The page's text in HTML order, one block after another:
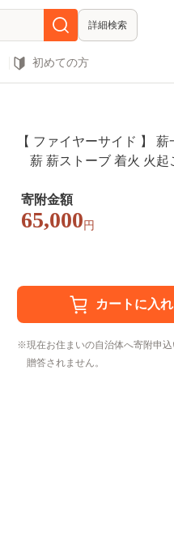
詳細検索
初めての方
【 ファイヤーサイド 】 薪
薪 薪ストーブ 着火 火起
寄附金額
65,000 円
現在お住まいの自治体へ寄附申
贈答されません。